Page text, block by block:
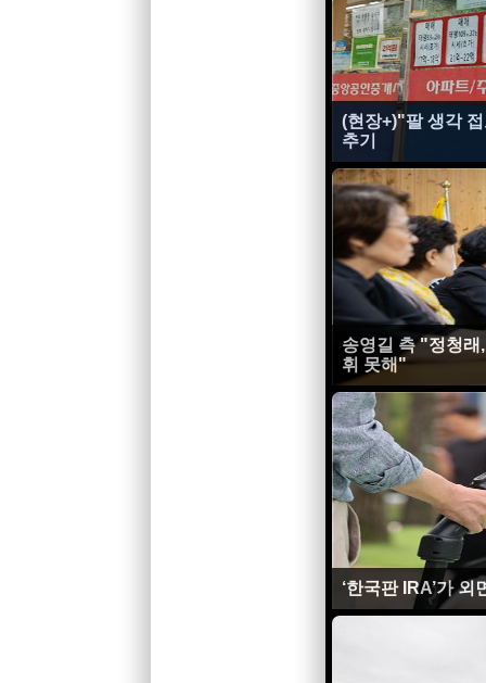
(현장+)"팔 생각
추기
송영길 측 "정청
휘 못해"
‘한국판 IRA’가